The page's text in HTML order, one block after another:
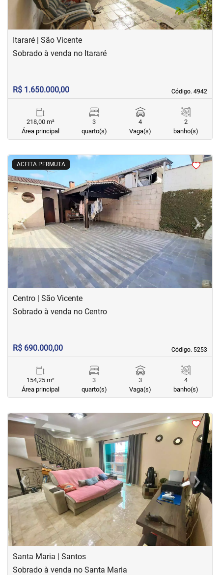
Itararé | São Vicente
Código. 4942
Código. 4942
Sobrado à venda no Itararé
R$ 1.650.000,00
218,00 m²
Área principal
3
quarto(s)
4
Vaga(s)
2
banho(s)
ACEITA PERMUTA
< <<<
‹Previous ›Next
Centro | São Vicente
Código. 5253
Código. 5253
Sobrado à venda no Centro
R$ 690.000,00
154,25 m²
Área principal
3
quarto(s)
3
Vaga(s)
4
banho(s)
<<<<
‹Previous ›Next
Santa Maria | Santos
Sobrado à venda no Santa Maria